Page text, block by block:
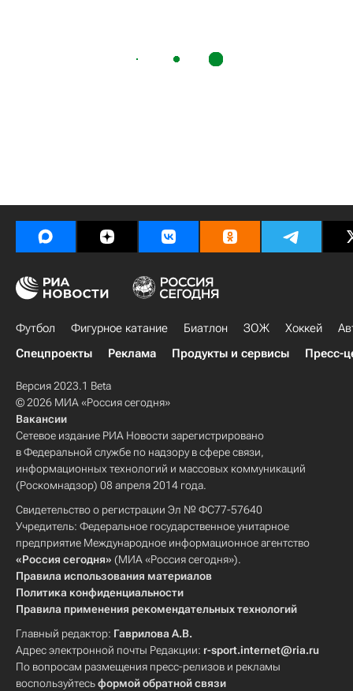
Футбол Фигурное катание Биатлон ЗОЖ Хоккей
Спецпроекты
Реклама Продукты и сервисы Пресс-
Версия 2023.1 Beta
© 2026 МИА «Россия сегодня»
Вакансии
Сетевое издание РИА Новости зарегистрировано
в Федеральной службе по надзору в сфере связи,
информационных технологий и массовых коммуникаций
(Роскомнадзор) 08 апреля 2014 года.
Свидетельство о регистрации Эл № ФС77-57640
Учредитель: Федеральное государственное унитарное
предприятие Международное информационное агентство
«Россия сегодня» (МИА «Россия сегодня»).
Правила использования материалов
Политика конфиденциальности
Правила применения рекомендательных технологий
Главный редактор: Гаврилова А.В.
Адрес электронной почты Редакции: r-sport.internet@ria.ru
По вопросам размещения пресс-релизов и рекламы
воспользуйтесьформой обратной связи